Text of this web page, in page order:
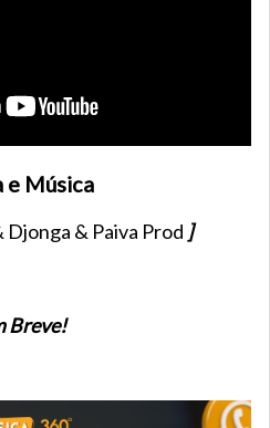
e Música
Djonga & Paiva Prod ]
Breve!